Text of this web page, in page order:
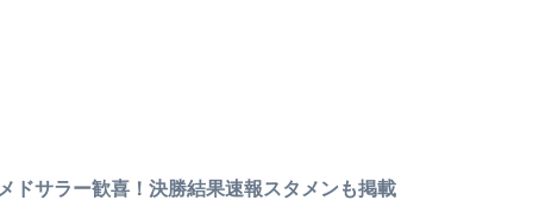
ドサラー歓喜！決勝結果速報スタメンも掲載